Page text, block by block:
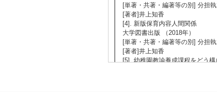
[単著・共著・編著等の別] 分担
[著者]井上知香
[4]. 新版保育内容人間関係
大学図書出版 （2018年）
[単著・共著・編著等の別] 分担
[著者]井上知香
[5]. 幼稚園教諭養成課程をどう